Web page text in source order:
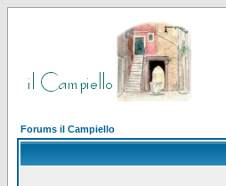
Forums il Campiello